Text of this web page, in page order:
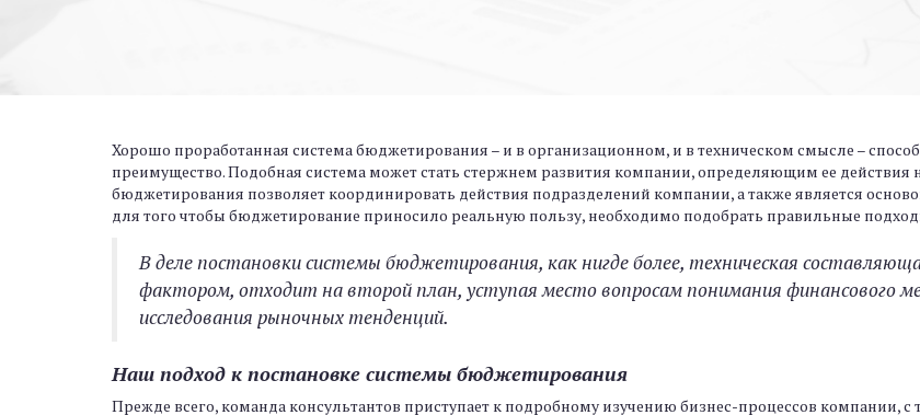
Хорошо проработанная система бюджетирования – и в организационном, и в техническом смысле –
преимущество. Подобная система может стать стержнем развития компании, определяющим ее действия
бюджетирования позволяет координировать действия подразделений компании, а также является
для того чтобы бюджетирование приносило реальную пользу, необходимо подобрать правильные
В деле постановки системы бюджетирования, как нигде более, техническая
фактором, отходит на второй план, уступая место вопросам понимания финансового
исследования рыночных тенденций.
Наш подход к постановке системы бюджетирования
Прежде всего, команда консультантов приступает к подробному изучению бизнес-процессов компании, с